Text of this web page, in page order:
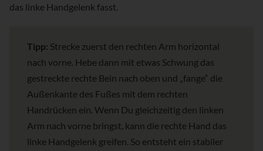
das linke Handgelenk fasst.
Tipp: Strecke zuerst den rechten Arm horizontal
nach vorne. Hebe dann mit etwas Schwung das
gestreckte rechte Bein nach oben und „fange“ die
Außenkante des Fußes mit dem rechten
Handrücken ein. Wenn Du gleichzeitig den linken
Arm nach vorne bringst, kann die rechte Hand das
linke Handgelenk greifen. So entsteht ein stabiler